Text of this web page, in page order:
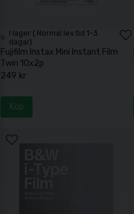
I lager ( Normal lev.tid 1-3
dagar)
Fujifilm Instax Mini Instant Film
Twin 10x2p
249 kr
Köp